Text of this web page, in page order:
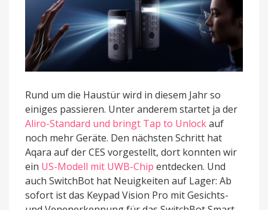
Rund um die Haustür wird in diesem Jahr so
einiges passieren. Unter anderem startet ja der
Aliro-Standard und bringt Tap to Unlockauf
noch mehr Geräte. Den nächsten Schritt hat
Aqara auf der CES vorgestellt, dort konnten wir
ein US-Modell mit UWB-Chip entdecken. Und
auch SwitchBot hat Neuigkeiten auf Lager: Ab
sofort ist das Keypad Vision Pro mit Gesichts-